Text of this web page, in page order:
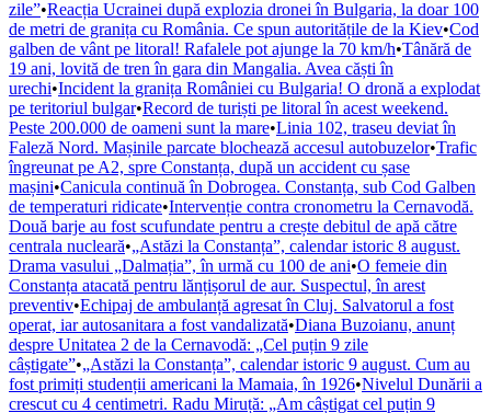
zile”•Reacția Ucrainei după explozia dronei în Bulgaria, la doar 100
de metri de granița cu România. Ce spun autoritățile de la Kiev•Cod
galben de vânt pe litoral! Rafalele pot ajunge la 70 km/h•Tânără de
19 ani, lovită de tren în gara din Mangalia. Avea căști în
urechi•Incident la granița României cu Bulgaria! O dronă a explodat
pe teritoriul bulgar•Record de turiști pe litoral în acest weekend.
Peste 200.000 de oameni sunt la mare•Linia 102, traseu deviat în
Faleză Nord. Mașinile parcate blochează accesul autobuzelor•Trafic
îngreunat pe A2, spre Constanța, după un accident cu șase
mașini•Canicula continuă în Dobrogea. Constanța, sub Cod Galben
de temperaturi ridicate•Intervenție contra cronometru la Cernavodă.
Două barje au fost scufundate pentru a crește debitul de apă către
centrala nucleară•„Astăzi la Constanța”, calendar istoric 8 august.
Drama vasului „Dalmația”, în urmă cu 100 de ani•O femeie din
Constanța atacată pentru lănțișorul de aur. Suspectul, în arest
preventiv•Echipaj de ambulanță agresat în Cluj. Salvatorul a fost
operat, iar autosanitara a fost vandalizată•Diana Buzoianu, anunț
despre Unitatea 2 de la Cernavodă: „Cel puțin 9 zile
câștigate”•„Astăzi la Constanța”, calendar istoric 9 august. Cum au
fost primiți studenții americani la Mamaia, în 1926•Nivelul Dunării a
crescut cu 4 centimetri. Radu Miruță: „Am câștigat cel puțin 9